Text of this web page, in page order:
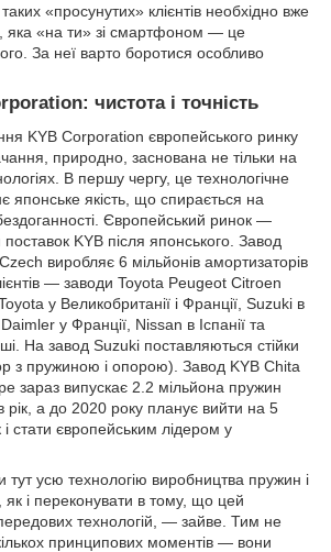
«просунутих» клієнтів необхідно вже
яка «на ти» зі смартфоном — це
За неї варто боротися особливо
чистота і точність
KYB Corporation європейського ринку
природно, заснована не тільки на
В першу чергу, це технологічне
японське якість, що спирається на
Європейський ринок —
KYB після японського. Завод
виробляє 6 мільйонів амортизаторів
— заводи Toyota Peugeot Citroen
у Великобританії і Франції, Suzuki в
у Франції, Nissan в Іспанії та
На завод Suzuki поставляються стійки
з пружиною і опорою). Завод KYB Chita
зараз випускає 2.2 мільйона пружин
рік, а до 2020 року планує вийти на 5
і стати європейським лідером у
тут усю технологію виробництва пружин і
як і переконувати в тому, що цей
технологій, — зайве. Тим не
принципових моментів — вони